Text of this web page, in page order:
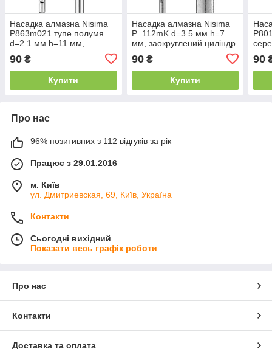
Насадка алмазна Nisima
P863m021 тупе полумя
d=2.1 мм h=11 мм,
90 ₴
Купити
Насадка алмазна Nisima
P_112mK d=3.5 мм h=7
мм, заокруглений циліндр
90₴
Купити
90
Про нас
96% позитивних з 112 відгуків за рік
Працює з 29.01.2016
м. Київ
ул. Дмитриевская, 69, Київ, Україна
Контакти
Сьогодні вихідний
Показати весь графік роботи
Про нас
Контакти
Доставка та оплата